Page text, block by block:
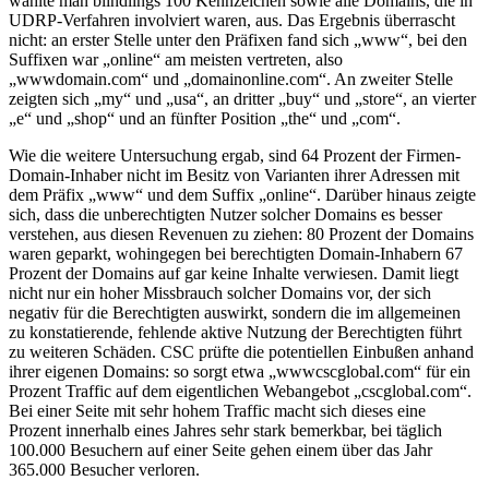
UDRP-Verfahren involviert waren, aus. Das Ergebnis überrascht
nicht: an erster Stelle unter den Präfixen fand sich „www“, bei den
Suffixen war „online“ am meisten vertreten, also
„wwwdomain.com“ und „domainonline.com“. An zweiter Stelle
zeigten sich „my“ und „usa“, an dritter „buy“ und „store“, an vierter
„e“ und „shop“ und an fünfter Position „the“ und „com“.
Wie die weitere Untersuchung ergab, sind 64 Prozent der Firmen-
Domain-Inhaber nicht im Besitz von Varianten ihrer Adressen mit
dem Präfix „www“ und dem Suffix „online“. Darüber hinaus zeigte
sich, dass die unberechtigten Nutzer solcher Domains es besser
verstehen, aus diesen Revenuen zu ziehen: 80 Prozent der Domains
waren geparkt, wohingegen bei berechtigten Domain-Inhabern 67
Prozent der Domains auf gar keine Inhalte verwiesen. Damit liegt
nicht nur ein hoher Missbrauch solcher Domains vor, der sich
negativ für die Berechtigten auswirkt, sondern die im allgemeinen
zu konstatierende, fehlende aktive Nutzung der Berechtigten führt
zu weiteren Schäden. CSC prüfte die potentiellen Einbußen anhand
ihrer eigenen Domains: so sorgt etwa „wwwcscglobal.com“ für ein
Prozent Traffic auf dem eigentlichen Webangebot „cscglobal.com“.
Bei einer Seite mit sehr hohem Traffic macht sich dieses eine
Prozent innerhalb eines Jahres sehr stark bemerkbar, bei täglich
100.000 Besuchern auf einer Seite gehen einem über das Jahr
365.000 Besucher verloren.